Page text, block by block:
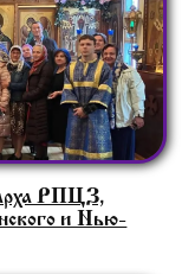
РПЦЗ,
и Нью-